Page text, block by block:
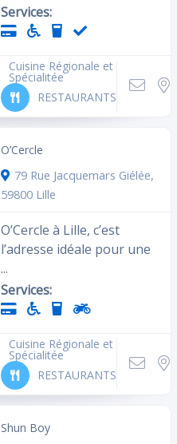
Services:
Cuisine Régionale et
Spécialitée
RESTAURANTS
O’Cercle
79 Rue Jacquemars Giélée,
59800 Lille
O’Cercle à Lille, c’est
l’adresse idéale pour une
...
Services:
Cuisine Régionale et
Spécialitée
RESTAURANTS
Shun Boy